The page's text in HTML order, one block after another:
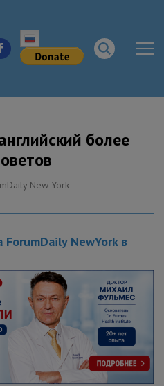
более
New York
ForumDaily NewYork в